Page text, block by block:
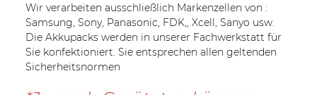
Wir verarbeiten ausschließlich Markenzellen von :
Samsung, Sony, Panasonic, FDK,, Xcell, Sanyo usw.
Die Akkupacks werden in unserer Fachwerkstatt für
Sie konfektioniert. Sie entsprechen allen geltenden
Sicherheitsnormen